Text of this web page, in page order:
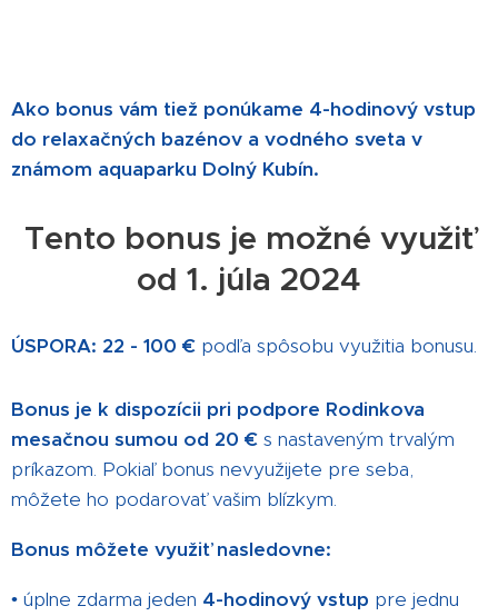
Ako bonus vám tiež ponúkame 4-hodinový vstup
do relaxačných bazénov a vodného sveta v
známom aquaparku Dolný Kubín.
Tento bonus je možné využiť
od 1. júla 2024
ÚSPORA: 22 - 100 € podľa spôsobu využitia bonusu.
Bonus je k dispozícii pri podpore Rodinkova
mesačnou sumou od 20 € s nastaveným trvalým
príkazom. Pokiaľ bonus nevyužijete pre seba,
môžete ho podarovať vašim blízkym.
Bonus môžete využiť nasledovne:
• úplne zdarma jeden 4-hodinový vstup pre jednu